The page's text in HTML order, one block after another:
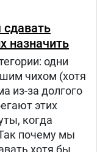
объяснять
происходит в
назначить
одни
чихом (хотя
из-за долгого
этих
когда
почему мы
хотя бы